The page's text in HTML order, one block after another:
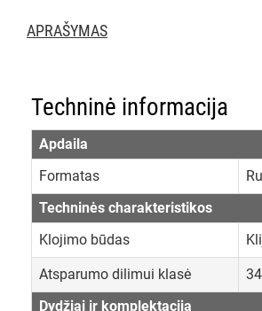
APRAŠYMAS
Techninė informacija
Apdaila
Formatas
Techninės charakteristikos
Klojimo būdas
Atsparumo dilimui klasė
Dydžiai ir komplektacija